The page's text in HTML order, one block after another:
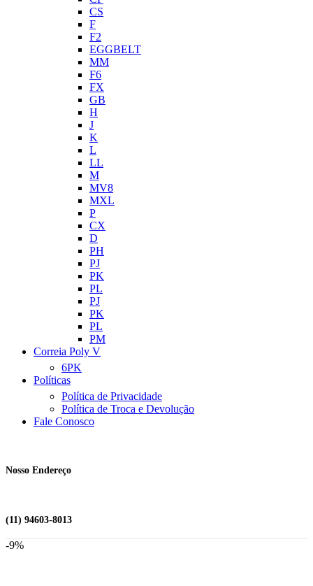
CS
F
F2
EGGBELT
MM
F6
FX
GB
H
J
K
L
LL
M
MV8
MXL
P
CX
D
PH
PJ
PK
PL
PJ
PK
PL
PM
Correia Poly V
6PK
Políticas
Política de Privacidade
Política de Troca e Devolução
Fale Conosco
Nosso Endereço
(11) 94603-8013
-9%